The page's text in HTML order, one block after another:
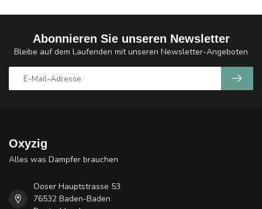
Abonnieren Sie unseren Newsletter
Bleibe auf dem Laufenden mit unseren Newsletter-Angeboten
Oxyzig
Alles was Dampfer brauchen
Ooser Hauptstrasse 53
76532 Baden-Baden